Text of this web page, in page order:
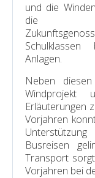
und die
die
Anlagen.
Neben
Erläuterungen
Vorjahren
Busreisen
Transport
Vorjahren bei